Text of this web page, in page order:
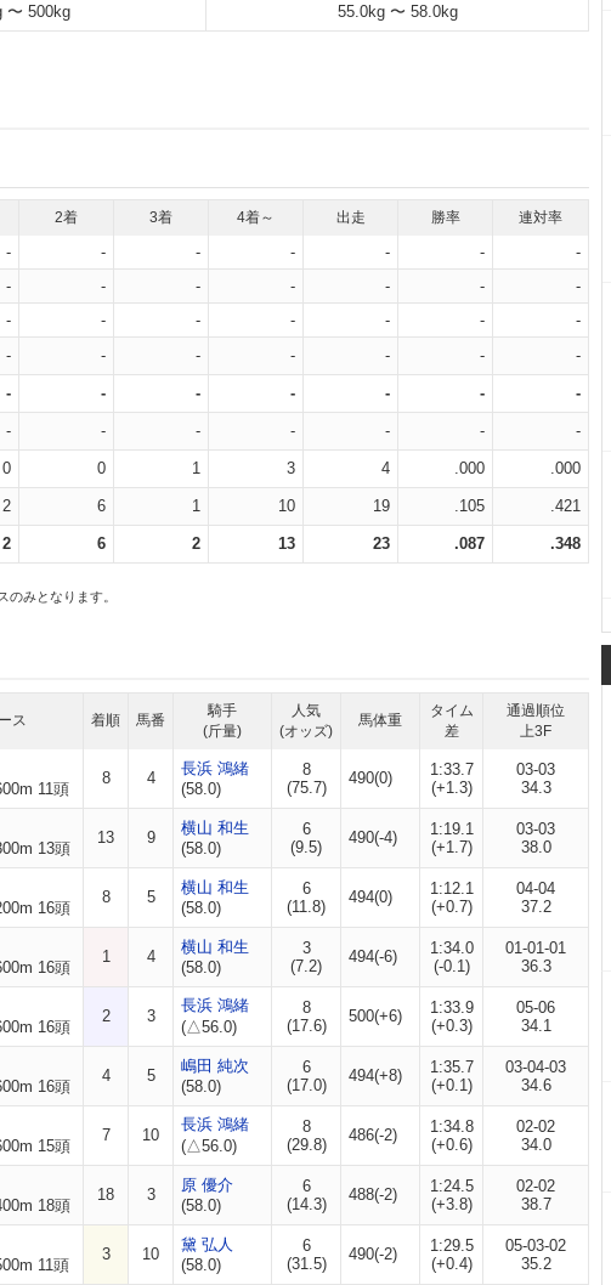
〜 500kg 55.0kg 〜 58.0kg
2着 3着 4着～ 出走 勝率 連対率
- - - - - -
-
- - - - - -
-
- - - - - -
-
- - - - - - -
- - - - - - -
- - - - - - -
0 0 1 3 4 .000 .000
2 6 1 10 19 .105 .421
2 6 2 13 23 .087 .348
みとなります。
ス 着順 馬番
騎手
(斤量)
人気
(オッズ)
馬体重
タイム
差
通過順位
上3F
11頭
8 4
長浜 鴻緒
(58.0)
8
(75.7)
490(0)
1:33.7
(+1.3)
03-03
34.3
13頭
13 9
横山 和生
(58.0)
6
(9.5)
490(-4)
1:19.1
(+1.7)
03-03
38.0
16頭
8 5
横山 和生
(58.0)
6
(11.8)
494(0)
1:12.1
(+0.7)
04-04
37.2
16頭
1 4
横山 和生
(58.0)
3
(7.2)
494(-6)
1:34.0
(-0.1)
01-01-01
36.3
16頭
2 3
長浜 鴻緒
(△56.0)
8
(17.6)
500(+6)
1:33.9
(+0.3)
05-06
34.1
16頭
4 5
嶋田 純次
(58.0)
6
(17.0)
494(+8)
1:35.7
(+0.1)
03-04-03
34.6
15頭
7 10
長浜 鴻緒
(△56.0)
8
(29.8)
486(-2)
1:34.8
(+0.6)
02-02
34.0
18頭
18 3
原 優介
(58.0)
6
(14.3)
488(-2)
1:24.5
(+3.8)
02-02
38.7
11頭
3 10
黛 弘人
(58.0)
6
(31.5)
490(-2)
1:29.5
(+0.4)
05-03-02
35.2